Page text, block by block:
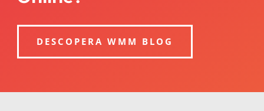
DESCOPERA WMM BLOG